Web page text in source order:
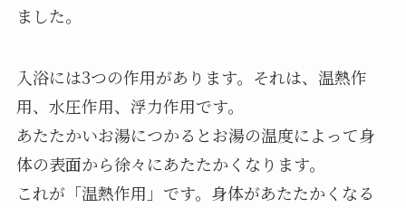
ました。
入浴には3つの作用があります。それは、温熱作
用、水圧作用、浮力作用です。
あたたかいお湯につかるとお湯の温度によって身
体の表面から徐々にあたたかくなります。
これが「温熱作用」です。身体があたたかくなる